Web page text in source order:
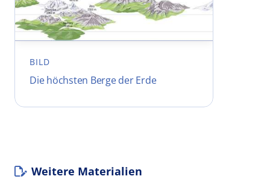
BILD
Die höchsten Berge der Erde
Weitere Materialien